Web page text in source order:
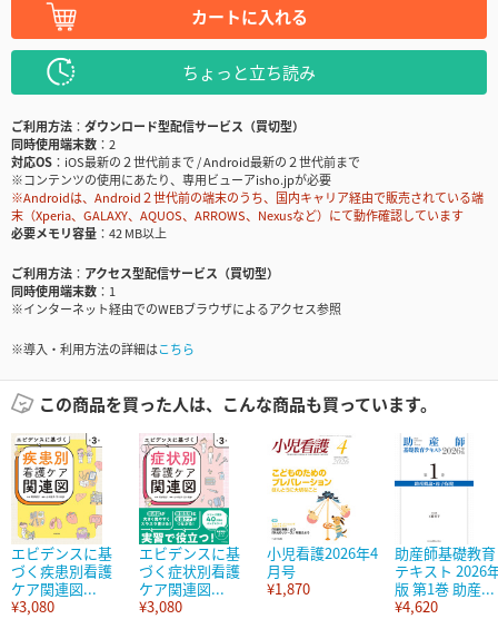
カートに入れる
ちょっと立ち読み
ご利用方法
ダウンロード型配信サービス（買切型）
同時使用端末数
2
対応OS
iOS最新の２世代前まで / Android最新の２世代前まで
※コンテンツの使用にあたり、専用ビューアisho.jpが必要
※Androidは、Android２世代前の端末のうち、国内キャリア経由で販売されている端
末（Xperia、GALAXY、AQUOS、ARROWS、Nexusなど）にて動作確認しています
必要メモリ容量
42 MB以上
ご利用方法
アクセス型配信サービス（買切型）
同時使用端末数
1
※インターネット経由でのWEBブラウザによるアクセス参照
※導入・利用方法の詳細はこちら
この商品を買った人は、こんな商品も買っています。
エビデンスに基
づく疾患別看護
ケア関連図...
¥3,080
エビデンスに基
づく症状別看護
ケア関連図...
¥3,080
小児看護2026年4
月号
¥1,870
助産師基礎教育
テキスト 2026
版 第1巻 助産...
¥4,620